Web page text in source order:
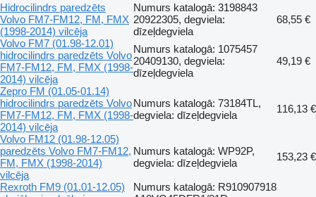
Hidrocilindrs paredzēts
Volvo FM7-FM12, FM, FMX
(1998-2014) vilcēja
Numurs katalogā: 3198843
20922305, degviela:
dīzeļdegviela
68,55 €
Volvo FM7 (01.98-12.01)
hidrocilindrs paredzēts Volvo
FM7-FM12, FM, FMX (1998-
2014) vilcēja
Numurs katalogā: 1075457
20409130, degviela:
dīzeļdegviela
49,19 €
Zepro FM (01.05-01.14)
hidrocilindrs paredzēts Volvo
FM7-FM12, FM, FMX (1998-
2014) vilcēja
Numurs katalogā: 73184TL,
degviela: dīzeļdegviela
116,13 €
Volvo FM12 (01.98-12.05)
paredzēts Volvo FM7-FM12,
FM, FMX (1998-2014)
vilcēja
Numurs katalogā: WP92P,
degviela: dīzeļdegviela
153,23 €
Rexroth FM9 (01.01-12.05)
Numurs katalogā: R910907918